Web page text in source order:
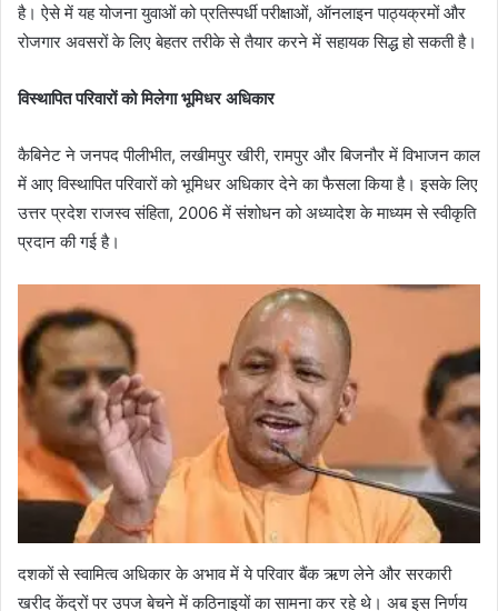
है। ऐसे में यह योजना युवाओं को प्रतिस्पर्धी परीक्षाओं, ऑनलाइन पाठ्यक्रमों और
रोजगार अवसरों के लिए बेहतर तरीके से तैयार करने में सहायक सिद्ध हो सकती है।
विस्थापित परिवारों को मिलेगा भूमिधर अधिकार
कैबिनेट ने जनपद पीलीभीत, लखीमपुर खीरी, रामपुर और बिजनौर में विभाजन काल
में आए विस्थापित परिवारों को भूमिधर अधिकार देने का फैसला किया है। इसके लिए
उत्तर प्रदेश राजस्व संहिता, 2006 में संशोधन को अध्यादेश के माध्यम से स्वीकृति
प्रदान की गई है।
दशकों से स्वामित्व अधिकार के अभाव में ये परिवार बैंक ऋण लेने और सरकारी
खरीद केंद्रों पर उपज बेचने में कठिनाइयों का सामना कर रहे थे। अब इस निर्णय